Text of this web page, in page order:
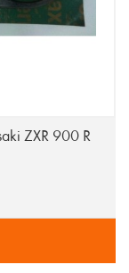
ZXR 900 R